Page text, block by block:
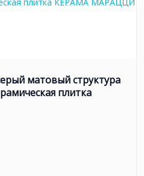
матовый структура
плитка